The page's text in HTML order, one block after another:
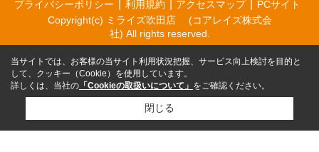
プライバシーポリシー 利用規約 アクセスマップ
PCサイト
Copyright(c) ミライズ吹田店 (コアレイズ株式会
社) All rights reserved.
当サイトでは、お客様の当サイト利用状況把握、サービス向上検討を目的と
して、クッキー（Cookie）を使用しています。
詳しくは、当社の 「Cookieの取扱いについて」 をご確認ください。
閉じる